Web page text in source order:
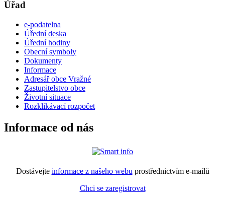
Úřad
e-podatelna
Úřední deska
Úřední hodiny
Obecní symboly
Dokumenty
Informace
Adresář obce Vražné
Zastupitelstvo obce
Životní situace
Rozklikávací rozpočet
Informace od nás
Dostávejte informace z našeho webu prostřednictvím e-mailů
Chci se zaregistrovat